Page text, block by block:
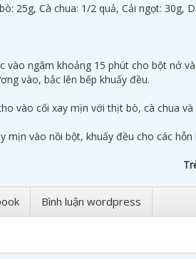
25g, Cà chua: 1/2 quả, Cải ngọt: 30g,
vào ngâm khoảng 15 phút cho bột nở
vào, bắc lên bếp khuấy đều.
vào cối xay mịn với thịt bò, cà chua
mịn vào nồi bột, khuấy đều cho các
Bình luận wordpress